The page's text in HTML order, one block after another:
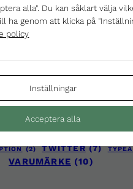
(5) REKLAM (46)
2.0
REKLAMBYRÅER (6)
(8)
(23) SOCIAL
(6) SOCIAL MEDIA
(2) TWITTER (7)
VARUMÄRKE (10)
alla". Du kan såklart välja
ha genom att klicka på
policy
Inställningar
Acceptera alla